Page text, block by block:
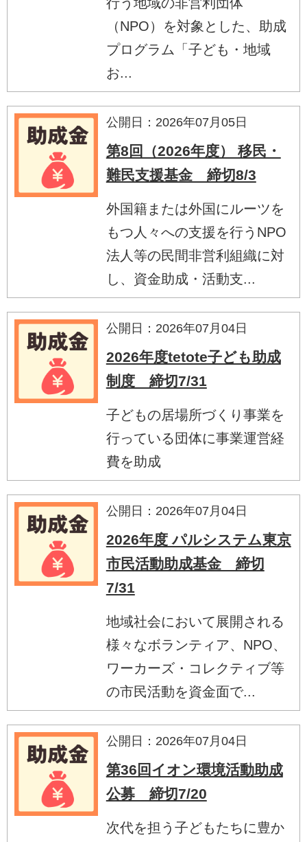
（NPO）を対象とした、助成
プログラム「子ども・地域
お...
公開日：2026年07月05日
第8回（2026年度） 移民・
難民支援基金 締切8/3
外国籍または外国にルーツを
もつ人々への支援を行うNPO
法人等の民間非営利組織に対
し、資金助成・活動支...
公開日：2026年07月04日
2026年度tetote子ども助成
制度 締切7/31
子どもの居場所づくり事業を
行っている団体に事業運営経
費を助成
公開日：2026年07月04日
2026年度 パルシステム東京
市民活動助成基金 締切
7/31
地域社会において展開される
様々なボランティア、NPO、
ワーカーズ・コレクティブ等
の市民活動を資金面で...
公開日：2026年07月04日
第36回イオン環境活動助成
公募 締切7/20
次代を担う子どもたちに豊か